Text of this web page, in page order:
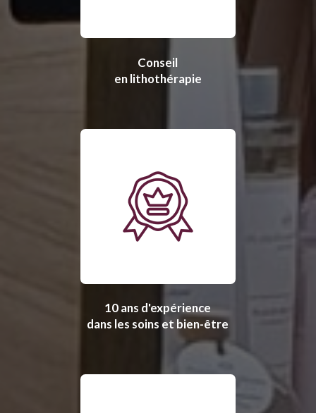
Conseil
en lithothérapie
10 ans d'expérience
dans les soins et bien-être